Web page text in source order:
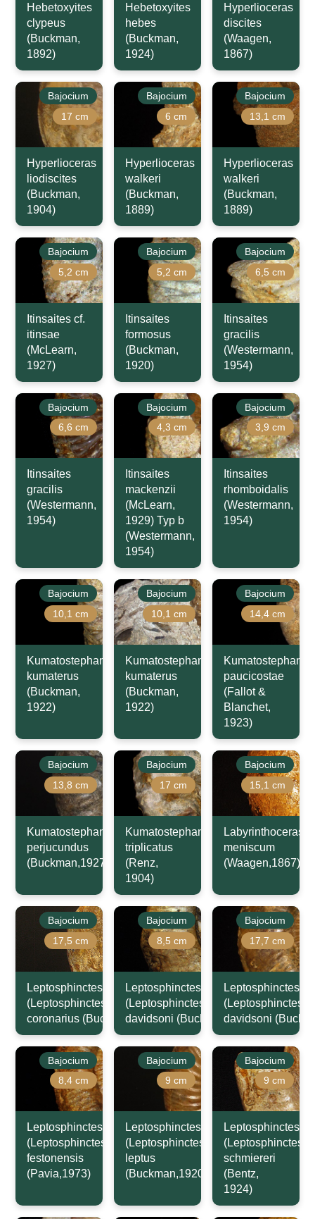
Hebetoxyites
clypeus
(Buckman,
1892)
Hebetoxyites
hebes
(Buckman,
1924)
Hyperlioceras
discites
(Waagen,
1867)
Bajocium
17 cm
Hyperlioceras
liodiscites
(Buckman,
1904)
Bajocium
6 cm
Hyperlioceras
walkeri
(Buckman,
1889)
Bajocium
13,1 cm
Hyperlioceras
walkeri
(Buckman,
1889)
Bajocium
5,2 cm
Itinsaites cf.
itinsae
(McLearn,
1927)
Bajocium
5,2 cm
Itinsaites
formosus
(Buckman,
1920)
Bajocium
6,5 cm
Itinsaites
gracilis
(Westermann,
1954)
Bajocium
6,6 cm
Itinsaites
gracilis
(Westermann,
1954)
Bajocium
4,3 cm
Itinsaites
mackenzii
(McLearn,
1929) Typ b
(Westermann,
1954)
Bajocium
3,9 cm
Itinsaites
rhomboidalis
(Westermann,
1954)
Bajocium
10,1 cm
Kumatostephanus
kumaterus
(Buckman,
1922)
Bajocium
10,1 cm
Kumatostephanus
kumaterus
(Buckman,
1922)
Bajocium
14,4 cm
Kumatostephanus
paucicostae
(Fallot &
Blanchet,
1923)
Bajocium
13,8 cm
Kumatostephanus
perjucundus
(Buckman,1927)
Bajocium
17 cm
Kumatostephanus
triplicatus
(Renz,
1904)
Bajocium
15,1 cm
Labyrinthoceras
meniscum
(Waagen,1867)
Bajocium
17,5 cm
Leptosphinctes
(Leptosphinctes)
coronarius (Buckman,1921)
Bajocium
8,5 cm
Leptosphinctes
(Leptosphinctes)
davidsoni (Buckman,1881)
Bajocium
17,7 cm
Leptosphinctes
(Leptosphinctes)
davidsoni
Bajocium
8,4 cm
Leptosphinctes
(Leptosphinctes)
festonensis
(Pavia,1973)
Bajocium
9 cm
Leptosphinctes
(Leptosphinctes)
leptus
(Buckman,1920)
Bajocium
9 cm
Leptosphinctes
(Leptosphinctes)
schmiereri
(Bentz,
1924)